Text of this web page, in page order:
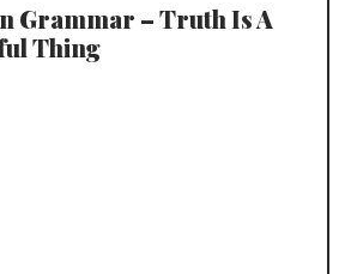
Grammar – Truth Is A
Thing